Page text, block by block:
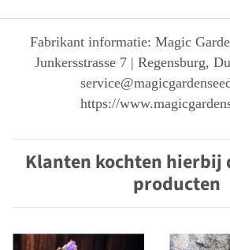
Fabrikant informatie: Magic
Junkersstrasse 7 | Regensburg,
https://
Klanten kochten hierbij
producten